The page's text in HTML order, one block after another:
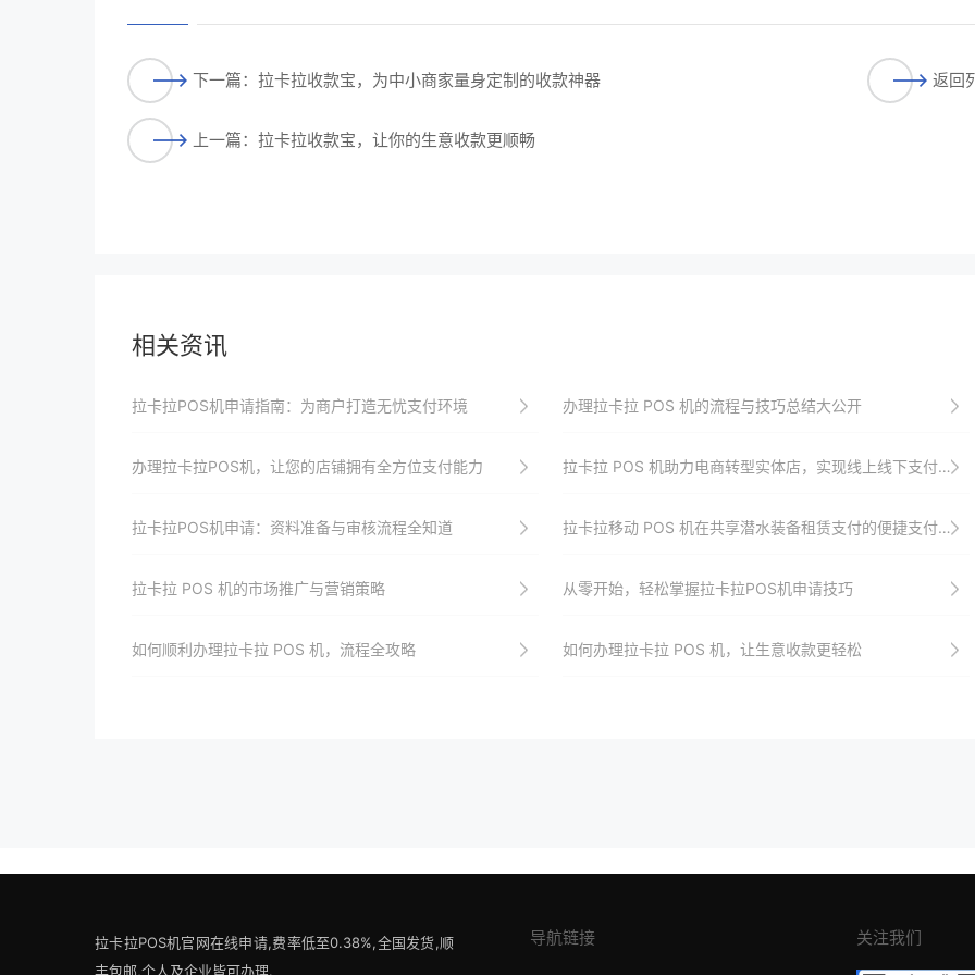
下一篇：拉卡拉收款宝，为中小商家量身定制的收款神器
上一篇：拉卡拉收款宝，让你的生意收款更顺畅
返回
相关资讯
拉卡拉POS机申请指南：为商户打造无忧支付环境 办理拉卡拉 POS 机的流程与技巧总结大公开
办理拉卡拉POS机，让您的店铺拥有全方位支付能力 拉卡拉 POS 机助力电商转型实体店，实现线上线下支付无缝对接案例
拉卡拉POS机申请：资料准备与审核流程全知道 拉卡拉移动 POS 机在共享潜水装备租赁支付的便捷支付方式
拉卡拉 POS 机的市场推广与营销策略 从零开始，轻松掌握拉卡拉POS机申请技巧
如何顺利办理拉卡拉 POS 机，流程全攻略 如何办理拉卡拉 POS 机，让生意收款更轻松
拉卡拉POS机官网在线申请,费率低至0.38%,全国发货,顺
丰包邮,个人及企业皆可办理.
导航链接 关注我们